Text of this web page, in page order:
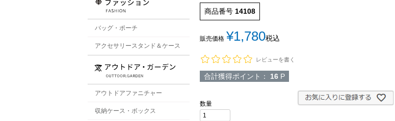
バッグ・ポーチ
アクセサリースタンド＆ケース
アウトドアファニチャー
収納ケース・ボックス
商品番号 14108
販売価格 ¥1,780税込
レビューを書く
合計獲得ポイント： 16 P